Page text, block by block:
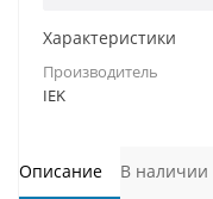
Характеристики
Производитель
IEK
Описание В наличии